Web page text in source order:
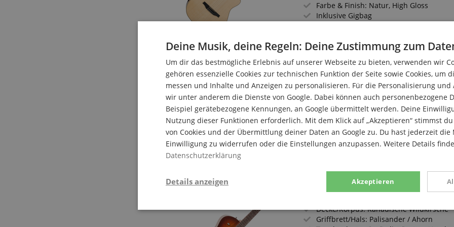
Farbe & Finish: Natur, High Gloss
Inklusive Gigbag
Godin 5th Avenue CW Kingpin II
5th Avenue-Serie
Decke/Korpus: Kanadische Wildkirsche
Griffbrett/Hals: Palisander / Ahorn
Tonabnehmer: 2x Godin Kingpin P90
Farbe & Finish: Cognac Burst, Semi Gloss
Godin 5th Avenue CW Kingpin II HB
Decke/Korpus: Kanadische Wildkirsche
Griffbrett/Hals: Palisander / Ahorn
Deine Musik, deine Regeln: Deine Zustimmung zum
Um dir das bestmögliche Erlebnis auf unserer Webseite zu bieten, verwenden wir
gehören essenzielle Cookies zur technischen Funktion der Seite sowie Cookies, um
messen und Inhalte und Anzeigen zu personalisieren. Für die Personalisierung und
wir unter anderem die Dienste von Google. Dabei können auch personenbezogene
Beispiel gerätebezogene Kennungen, an Google übermittelt werden. Deine
Nutzung dieser Funktionen erforderlich. Mit dem Klick auf „Akzeptieren“ stimmst
von Cookies und der Übermittlung deiner Daten an Google zu. Du hast jederzeit die
Einwilligung zu widerrufen oder die Einstellungen anzupassen. Weitere Details
Datenschutzerklärung
Akzeptieren
Details anzeigen
Statistik Marketing